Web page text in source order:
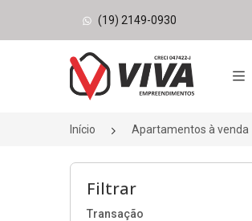
(19) 2149-0930
Página inicial
Início Apartamentos à venda
Filtrar
Transação